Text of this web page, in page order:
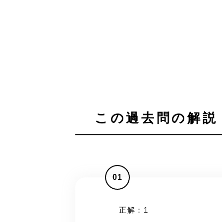
この過去問の解
01
正解：1